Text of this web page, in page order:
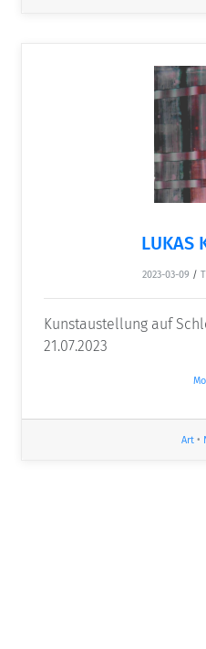
LUKAS
2023-03-09 /
Kunstaustellung auf
21.07.2023
Art •